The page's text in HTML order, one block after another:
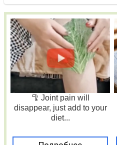
🦿 Joint pain will
disappear, just add to your
diet...